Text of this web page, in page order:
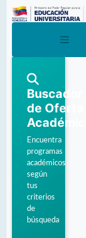
Buscador
de Oferta
Académica
Encuentra
programas
académicos
según
tus
criterios
de
búsqueda